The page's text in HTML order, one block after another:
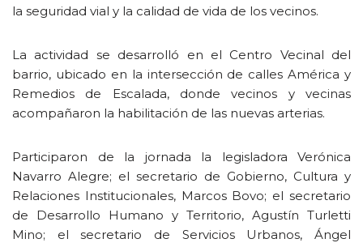
la seguridad vial y la calidad de vida de los vecinos.
La actividad se desarrolló en el Centro Vecinal del
barrio, ubicado en la intersección de calles América y
Remedios de Escalada, donde vecinos y vecinas
acompañaron la habilitación de las nuevas arterias.
Participaron de la jornada la legisladora Verónica
Navarro Alegre; el secretario de Gobierno, Cultura y
Relaciones Institucionales, Marcos Bovo; el secretario
de Desarrollo Humano y Territorio, Agustín Turletti
Mino; el secretario de Servicios Urbanos, Ángel